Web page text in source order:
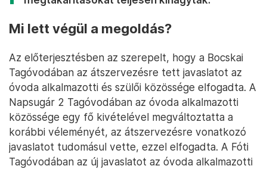
Mi lett végül a megoldás?
Az előterjesztésben az szerepelt, hogy a Bocskai
Tagóvodában az átszervezésre tett javaslatot az
óvoda alkalmazotti és szülői közössége elfogadta. A
Napsugár 2 Tagóvodában az óvoda alkalmazotti
közössége egy fő kivételével megváltoztatta a
korábbi véleményét, az átszervezésre vonatkozó
javaslatot tudomásul vette, ezzel elfogadta. A Fóti
Tagóvodában az új javaslatot az óvoda alkalmazotti